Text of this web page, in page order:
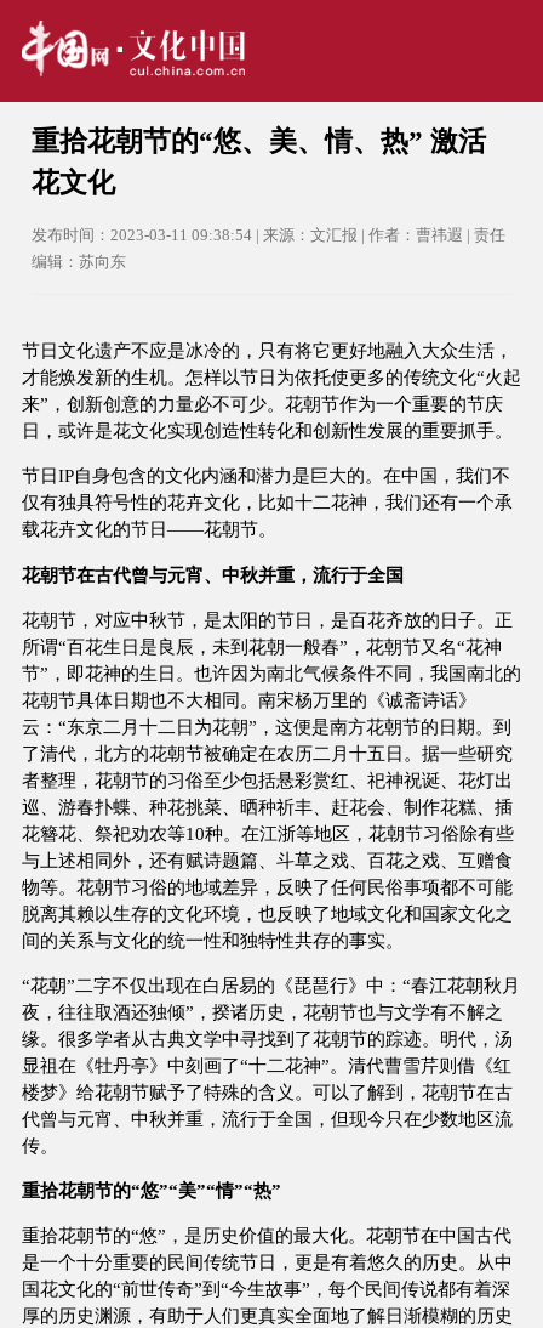
重拾花朝节的“悠、美、情、热” 激活
花文化
发布时间：2023-03-11 09:38:54 | 来源：文汇报 | 作者：曹祎遐 | 责任
编辑：苏向东
节日文化遗产不应是冰冷的，只有将它更好地融入大众生活，
才能焕发新的生机。怎样以节日为依托使更多的传统文化“火起
来”，创新创意的力量必不可少。花朝节作为一个重要的节庆
日，或许是花文化实现创造性转化和创新性发展的重要抓手。
节日IP自身包含的文化内涵和潜力是巨大的。在中国，我们不
仅有独具符号性的花卉文化，比如十二花神，我们还有一个承
载花卉文化的节日——花朝节。
花朝节在古代曾与元宵、中秋并重，流行于全国
花朝节，对应中秋节，是太阳的节日，是百花齐放的日子。正
所谓“百花生日是良辰，未到花朝一般春”，花朝节又名“花神
节”，即花神的生日。也许因为南北气候条件不同，我国南北的
花朝节具体日期也不大相同。南宋杨万里的《诚斋诗话》
云：“东京二月十二日为花朝”，这便是南方花朝节的日期。到
了清代，北方的花朝节被确定在农历二月十五日。据一些研究
者整理，花朝节的习俗至少包括悬彩赏红、祀神祝诞、花灯出
巡、游春扑蝶、种花挑菜、晒种祈丰、赶花会、制作花糕、插
花簪花、祭祀劝农等10种。在江浙等地区，花朝节习俗除有些
与上述相同外，还有赋诗题篇、斗草之戏、百花之戏、互赠食
物等。花朝节习俗的地域差异，反映了任何民俗事项都不可能
脱离其赖以生存的文化环境，也反映了地域文化和国家文化之
间的关系与文化的统一性和独特性共存的事实。
“花朝”二字不仅出现在白居易的《琵琶行》中：“春江花朝秋月
夜，往往取酒还独倾”，揆诸历史，花朝节也与文学有不解之
缘。很多学者从古典文学中寻找到了花朝节的踪迹。明代，汤
显祖在《牡丹亭》中刻画了“十二花神”。清代曹雪芹则借《红
楼梦》给花朝节赋予了特殊的含义。可以了解到，花朝节在古
代曾与元宵、中秋并重，流行于全国，但现今只在少数地区流
传。
重拾花朝节的“悠”“美”“情”“热”
重拾花朝节的“悠”，是历史价值的最大化。花朝节在中国古代
是一个十分重要的民间传统节日，更是有着悠久的历史。从中
国花文化的“前世传奇”到“今生故事”，每个民间传说都有着深
厚的历史渊源，有助于人们更真实全面地了解日渐模糊的历史